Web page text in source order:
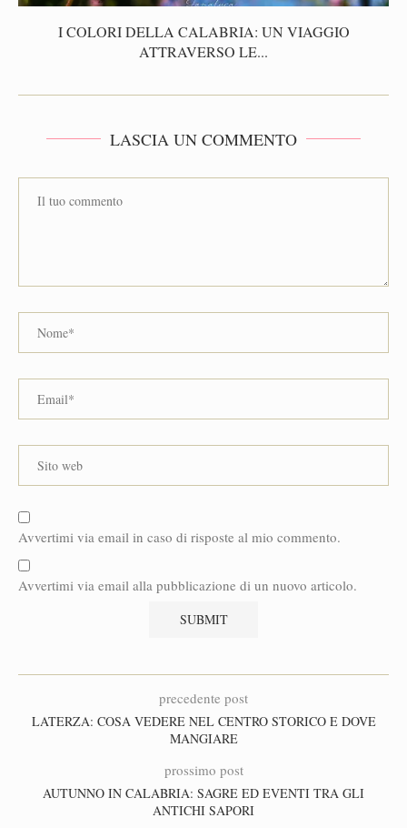
I COLORI DELLA CALABRIA: UN VIAGGIO
ATTRAVERSO LE...
LASCIA UN COMMENTO
Avvertimi via email in caso di risposte al mio commento.
Avvertimi via email alla pubblicazione di un nuovo articolo.
precedente post
LATERZA: COSA VEDERE NEL CENTRO STORICO E DOVE
MANGIARE
prossimo post
AUTUNNO IN CALABRIA: SAGRE ED EVENTI TRA GLI
ANTICHI SAPORI